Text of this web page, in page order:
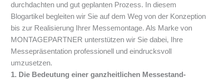
durchdachten und gut geplanten Prozess. In diesem
Blogartikel begleiten wir Sie auf dem Weg von der Konzeption
bis zur Realisierung Ihrer Messemontage. Als Marke von
MONTAGEPARTNER unterstützen wir Sie dabei, Ihre
Messepräsentation professionell und eindrucksvoll
umzusetzen.
1. Die Bedeutung einer ganzheitlichen Messestand-